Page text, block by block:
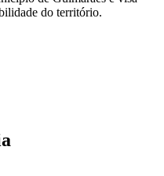
do território.